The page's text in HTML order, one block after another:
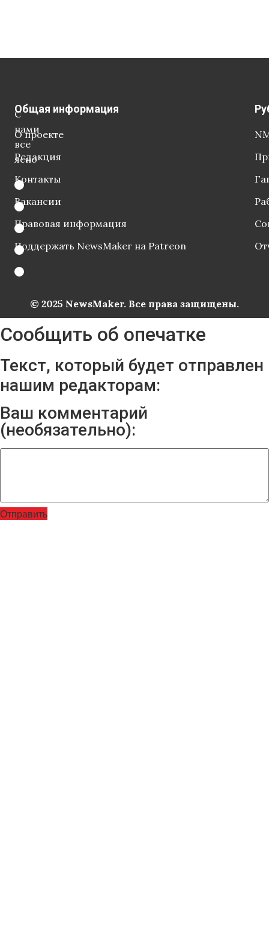
С
нами
все
ясно
Общая информация
О проекте
Редакция
Контакты
Вакансии
Правовая информация
Поддержать NewsMaker на Patreon
© 2025 NewsMaker. Все права защищены.
Сообщить об опечатке
Текст, который будет отправлен
нашим редакторам:
Ваш комментарий
(необязательно):
Отправить